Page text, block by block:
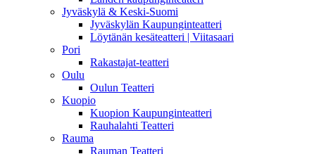
Jyväskylä & Keski-Suomi
Jyväskylän Kaupunginteatteri
Löytänän kesäteatteri | Viitasaari
Pori
Rakastajat-teatteri
Oulu
Oulun Teatteri
Kuopio
Kuopion Kaupunginteatteri
Rauhalahti Teatteri
Rauma
Rauman Teatteri